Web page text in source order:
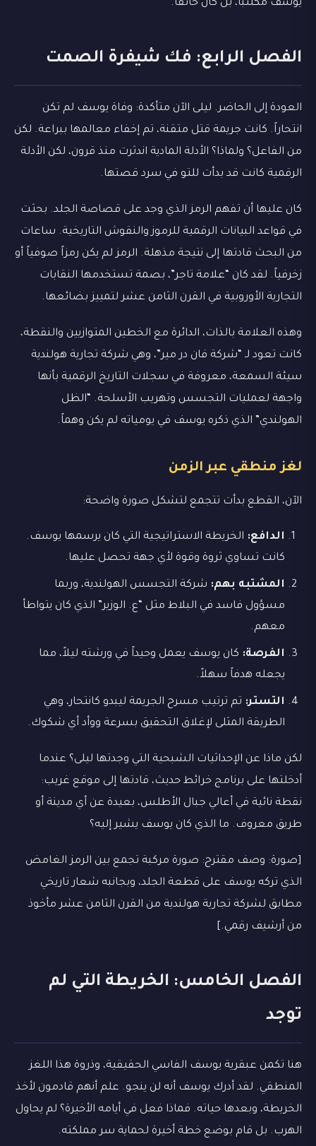
يوسف مكتئباً، بل كان خائفاً.
الفصل الرابع: فك شيفرة الصمت
العودة إلى الحاضر. ليلى الآن متأكدة: وفاة يوسف لم تكن
انتحاراً. كانت جريمة قتل متقنة، تم إخفاء معالمها ببراعة. لكن
من الفاعل؟ ولماذا؟ الأدلة المادية اندثرت منذ قرون، لكن الأدلة
الرقمية كانت قد بدأت للتو في سرد قصتها.
كان عليها أن تفهم الرمز الذي وجد على قصاصة الجلد. بحثت
في قواعد البيانات الرقمية للرموز والنقوش التاريخية. ساعات
من البحث قادتها إلى نتيجة مذهلة. الرمز لم يكن رمزاً صوفياً أو
زخرفياً. لقد كان “علامة تاجر”، بصمة تستخدمها النقابات
التجارية الأوروبية في القرن الثامن عشر لتمييز بضائعها.
وهذه العلامة بالذات، الدائرة مع الخطين المتوازيين والنقطة،
كانت تعود لـ “شركة فان در مير”، وهي شركة تجارية هولندية
سيئة السمعة، معروفة في سجلات التاريخ الرقمية بأنها
واجهة لعمليات التجسس وتهريب الأسلحة. “الظل
الهولندي” الذي ذكره يوسف في يومياته لم يكن وهماً.
لغز منطقي عبر الزمن
الآن، القطع بدأت تتجمع لتشكل صورة واضحة:
الدافع: الخريطة الاستراتيجية التي كان يرسمها يوسف.
كانت تساوي ثروة وقوة لأي جهة تحصل عليها.
المشتبه بهم: شركة التجسس الهولندية، وربما
مسؤول فاسد في البلاط مثل “ع. الوزير” الذي كان يتواطأ
معهم.
الفرصة: كان يوسف يعمل وحيداً في ورشته ليلاً، مما
يجعله هدفاً سهلاً.
التستر: تم ترتيب مسرح الجريمة ليبدو كانتحار، وهي
الطريقة المثلى لإغلاق التحقيق بسرعة ووأد أي شكوك.
لكن ماذا عن الإحداثيات الشبحية التي وجدتها ليلى؟ عندما
أدخلتها على برنامج خرائط حديث، قادتها إلى موقع غريب:
نقطة نائية في أعالي جبال الأطلس، بعيدة عن أي مدينة أو
طريق معروف. ما الذي كان يوسف يشير إليه؟
[صورة: وصف مقترح: صورة مركبة تجمع بين الرمز الغامض
الذي تركه يوسف على قطعة الجلد، وبجانبه شعار تاريخي
مطابق لشركة تجارية هولندية من القرن الثامن عشر مأخوذ
من أرشيف رقمي.]
الفصل الخامس: الخريطة التي لم
توجد
هنا تكمن عبقرية يوسف الفاسي الحقيقية، وذروة هذا اللغز
المنطقي. لقد أدرك يوسف أنه لن ينجو. علم أنهم قادمون لأخذ
الخريطة، وبعدها حياته. فماذا فعل في أيامه الأخيرة؟ لم يحاول
الهرب. بل قام بوضع خطة أخيرة لحماية سر مملكته.